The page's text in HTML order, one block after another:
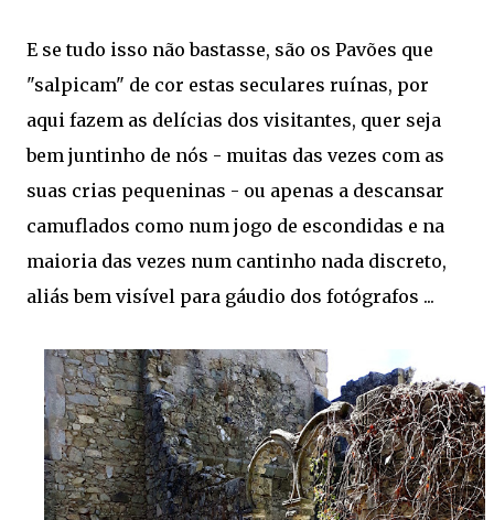
E se tudo isso não bastasse, são os Pavões que
"salpicam" de cor estas seculares ruínas, por
aqui fazem as delícias dos visitantes, quer seja
bem juntinho de nós - muitas das vezes com as
suas crias pequeninas - ou apenas a descansar
camuflados como num jogo de escondidas e na
maioria das vezes num cantinho nada discreto,
aliás bem visível para gáudio dos fotógrafos ...